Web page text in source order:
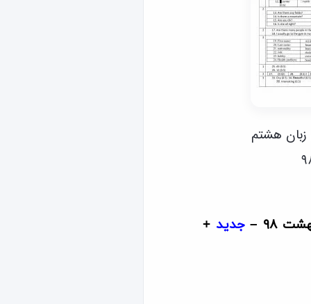
زبان هشتم
۹۸ – جدید +